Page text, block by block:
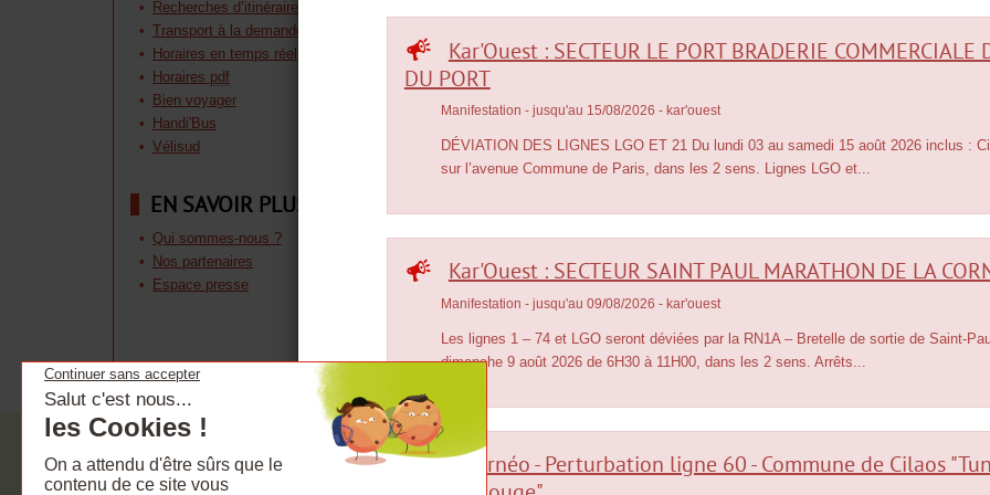
Recherches d’itinéraires
Transport à la demande
Horaires en temps réel
Horaires pdf
Bien voyager
Handi'Bus
Vélisud
EN SAVOIR PLUS
Qui sommes-nous ?
Nos partenaires
Espace presse
Recherche
Plan du site
FluxRSS
Aide et accessibilité
Mentions légales
FAQ
Kar'Ouest : SECTEUR LE PORT BRADERIE COMMERCIALE
DU PORT
Manifestation - jusqu'au 15/08/2026 - kar'ouest
DÉVIATION DES LIGNES LGO ET 21 Du lundi 03 au samedi 15 août 2026 inclus :
sur l’avenue Commune de Paris, dans les 2 sens. Lignes LGO et...
Kar'Ouest : SECTEUR SAINT PAUL MARATHON DE LA
Manifestation - jusqu'au 09/08/2026 - kar'ouest
Les lignes 1 – 74 et LGO seront déviées par la RN1A – Bretelle de sortie de Saint-
dimanche 9 août 2026 de 6H30 à 11H00, dans les 2 sens. Arrêts...
Alternéo - Perturbation ligne 60 - Commune de Cilaos